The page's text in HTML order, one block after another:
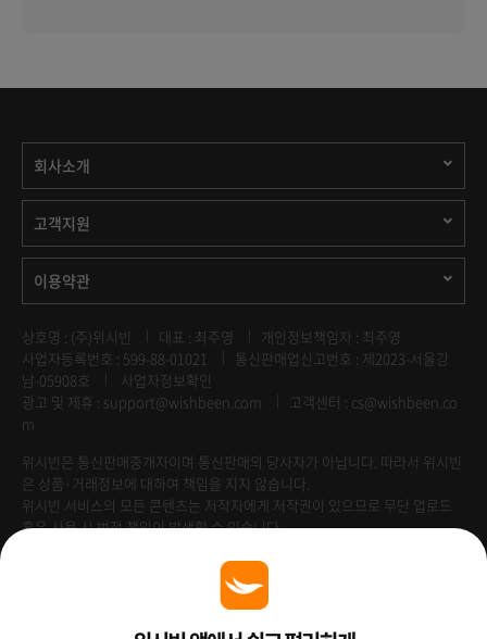
회사소개
고객지원
이용약관
상호명 : (주)위시빈 대표 : 최주영
개인정보책임자 : 최주영
사업자등록번호 : 599-88-01021
통신판매업신고번호 : 제2023-서울강
남-05908호
사업자정보확인
광고 및 제휴 : support@wishbeen.com
고객센터 : cs@wishbeen.co
m
위시빈은 통신판매중개자이며 통신판매의 당사자가 아닙니다. 따라서 위시빈
은 상품·거래정보에 대하여 책임을 지지 않습니다.
위시빈 서비스의 모든 콘텐츠는 저작자에게 저작권이 있으므로 무단 업로드
혹은 사용 시 법적 책임이 발생할 수 있습니다.